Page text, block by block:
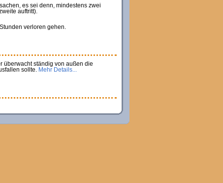
es sei denn, mindestens zwei
auftritt).
verloren gehen.
überwacht ständig von außen die
sollte. Mehr Details...